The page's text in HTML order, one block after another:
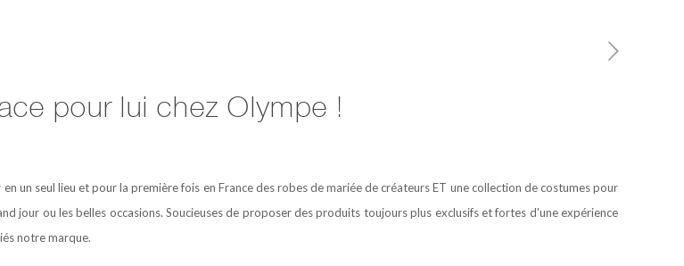
pour lui chez Olympe !
un seul lieu et pour la première fois en France des robes de mariée de créateurs ET une collection de costumes pour
jour ou les belles occasions. Soucieuses de proposer des produits toujours plus exclusifs et fortes d'une expérience
notre marque.